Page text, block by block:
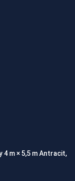
4 m × 5,5 m Antracit,